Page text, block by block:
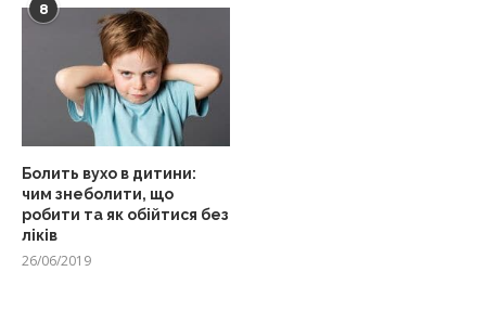
8
Болить вухо в дитини:
чим знеболити, що
робити та як обійтися без
ліків
26/06/2019